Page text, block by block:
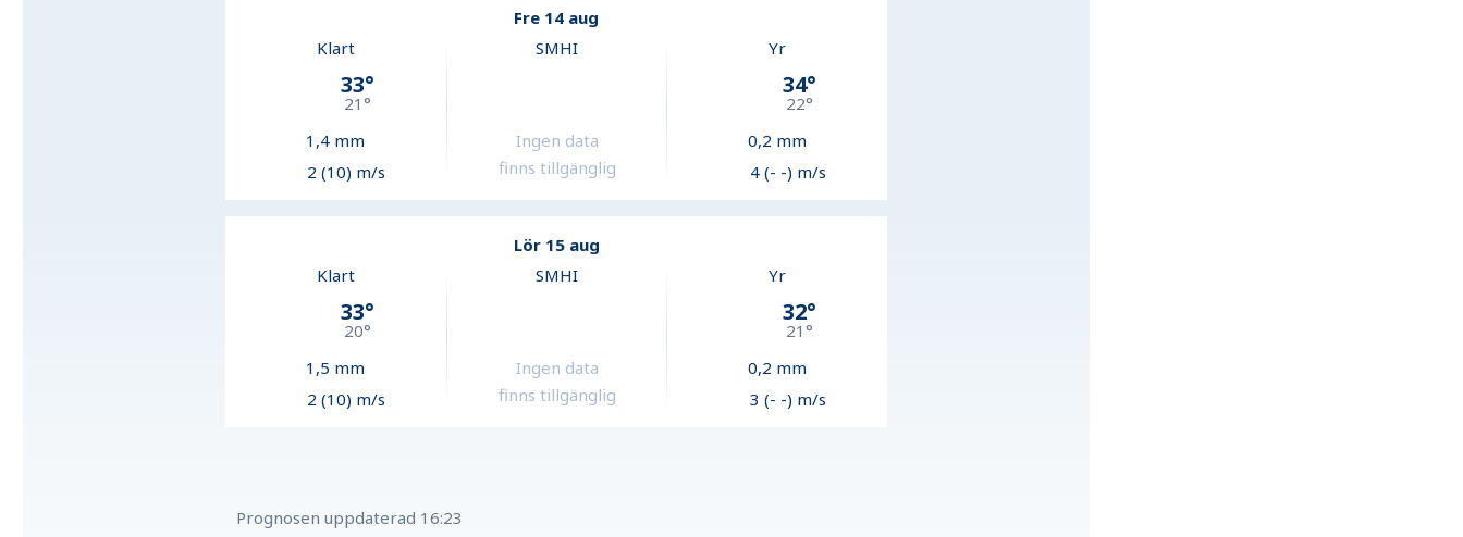
Fre 14 aug
Klart
33°
21 °
1,4 mm
2 (10) m/s
SMHI
Ingen data
finns tillgänglig
Yr
34°
22°
0,2 mm
4 (- -) m/s
Lör 15 aug
Klart
33°
20°
1,5 mm
2 (10) m/s
SMHI
Ingen data
finns tillgänglig
Yr
32°
21 °
0,2 mm
3 (- -) m/s
Prognosen uppdaterad 16:23